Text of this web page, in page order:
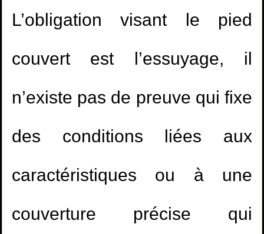
L’obligation visant le pied
couvert est l’essuyage, il
n’existe pas de preuve qui fixe
des conditions liées aux
caractéristiques ou à une
couverture précise qui